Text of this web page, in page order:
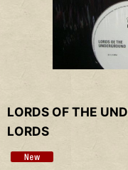
LORDS OF THE
LORDS